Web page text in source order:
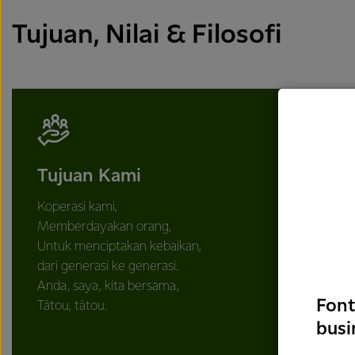
Tujuan, Nilai & Filosofi
Tujuan Kami
Koperasi kami,
Memberdayakan orang,
Untuk menciptakan kebaikan,
dari generasi ke generasi.
Anda, saya, kita bersama,
Tātou, tātou.